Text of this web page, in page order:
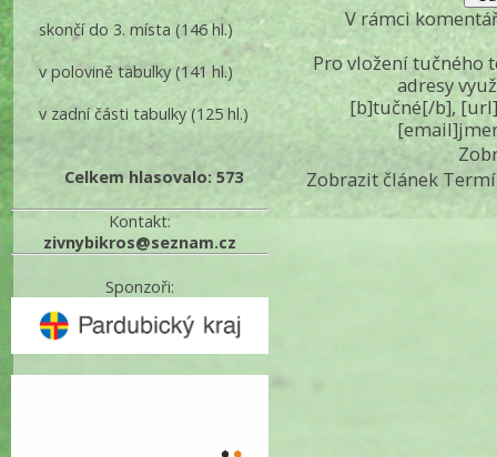
skončí do 3. místa (146 hl.)
v polovině tabulky(141 hl.)
v zadní části tabulky (125 hl.)
Celkem hlasovalo: 573
Kontakt:
zivnybikros@seznam.cz
Sponzoři:
V rámci
Pro vložení tučného
adresy
[b]tučné[/b],
Zobrazit článek